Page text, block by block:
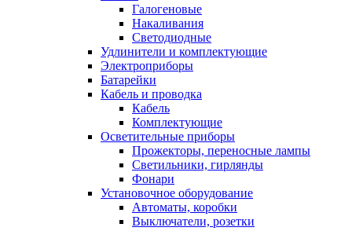
Галогеновые
Накаливания
Светодиодные
Удлинители и комплектующие
Электроприборы
Батарейки
Кабель и проводка
Кабель
Комплектующие
Осветительные приборы
Прожекторы, переносные лампы
Светильники, гирлянды
Фонари
Установочное оборудование
Автоматы, коробки
Выключатели, розетки